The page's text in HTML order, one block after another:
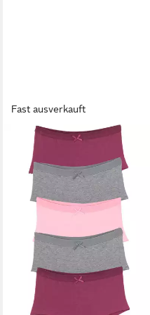
Fast ausverkauft
BONPRIX
Panty (Packung, 5-St)
12,99 €
(2,60 €/ 1 Stk)